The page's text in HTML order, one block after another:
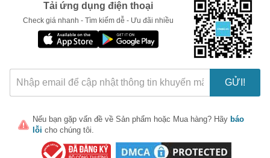
Tải ứng dụng điện thoại
Check giá nhanh - Tìm kiếm dễ - Ưu đãi nhiều
GỬI!
Nếu bạn gặp vấn đề về Sản phẩm hoặc Mua hàng? Hãy báo
lỗi cho chúng tôi.
LẤY MÃ NGAY